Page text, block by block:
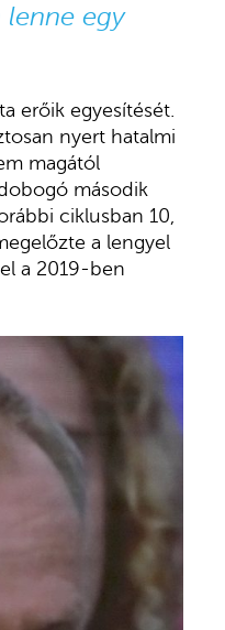
egy
erőik egyesítését.
nyert hatalmi
magától
második
ciklusban 10,
a lengyel
a 2019-ben